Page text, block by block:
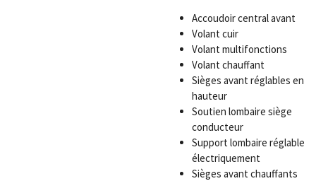
Accoudoir central avant
Volant cuir
Volant multifonctions
Volant chauffant
Sièges avant réglables en
hauteur
Soutien lombaire siège
conducteur
Support lombaire réglable
électriquement
Sièges avant chauffants